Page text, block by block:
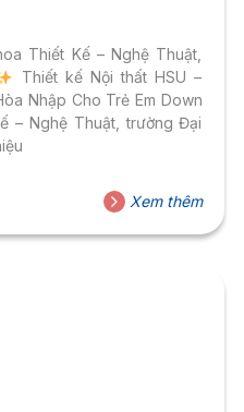
Thiết Kế – Nghệ Thuật,
Thiết kế Nội thất HSU –
Nhập Cho Trẻ Em Down
– Nghệ Thuật, trường Đại
Xem thêm